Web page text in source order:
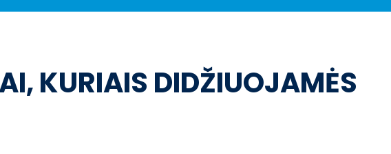
KURIAIS DIDŽIUOJAMĖS